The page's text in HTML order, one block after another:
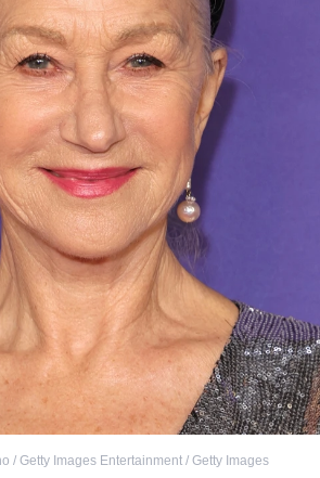
/ Getty Images Entertainment / Getty Images